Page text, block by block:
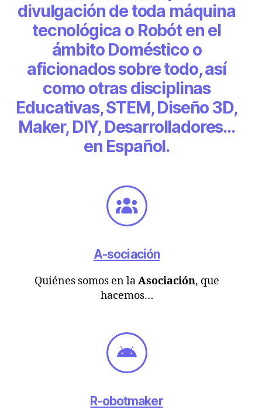
divulgación de toda máquina
tecnológica o Robót en el
ámbito Doméstico o
aficionados sobre todo, así
como otras disciplinas
Educativas, STEM, Diseño 3D,
Maker, DIY, Desarrolladores…
en Español.
A-sociación
Quiénes somos en laAsociación, que
hacemos…
R-obotmaker